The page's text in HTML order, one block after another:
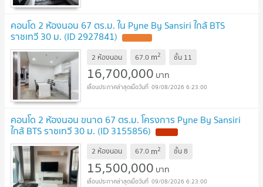
คอนโด 2 ห้องนอน 67 ตร.ม. ใน Pyne By Sansiri ใกล้ BTS
ราชเทวี 30 ม. (ID 2927841)
2 ห้องนอน 67.0 m2 ชั้น 11
16,700,000 บาท
09/08/2026 6:23:00
คอนโด 2 ห้องนอน ขนาด 67 ตร.ม. โครงการ Pyne By Sansiri
ใกล้ BTS ราชเทวี 30 ม. (ID 3155856)
2 ห้องนอน 67.0 m2 ชั้น8
15,500,000 บาท
09/08/2026 6:23:00